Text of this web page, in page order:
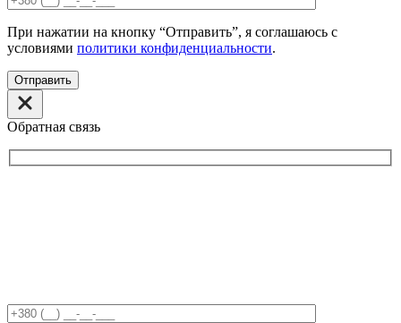
При нажатии на кнопку “Отправить”, я соглашаюсь с
условиями политики конфиденциальности.
Отправить
Обратная связь